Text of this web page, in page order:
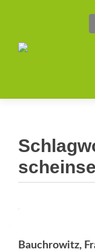
Bauchrowitz,